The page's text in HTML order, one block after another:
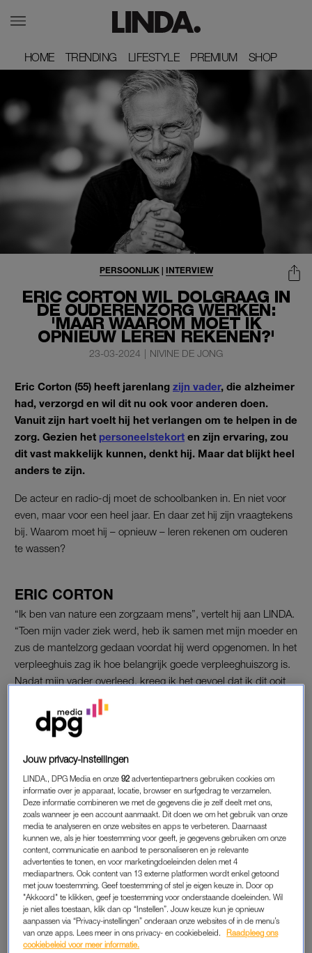
HOME
HOME TRENDING
TRENDING LIFESTYLE
LIFESTYLE PREMIUM
PREMIUM SHOP
SHOP
ERIC CORTON WIL DOLGRAAG IN
DE OUDERENZORG WERKEN:
'MAAR WAAROM MOET IK
OPNIEUW LEREN REKENEN?'
PERSOONLIJK| INTERVIEW
23-03-2024 | NIVINE DE JONG
Eric Corton (55) heeft jarenlang zijn vader, die alzheimer
had, verzorgd en wil dit nu ook voor anderen doen.
Vanuit zijn hart voelt hij het verlangen om te helpen in de
zorg. Gezien het personeelstekort en zijn ervaring, zou
dit vast makkelijk kunnen, denkt hij. Maar dat blijkt heel
anders te zijn.
De acteur en radio-dj moet de schoolbanken in. En niet voor
even, maar voor een heel jaar. En daar zet hij zijn vraagtekens
bij. Waarom moet hij – opnieuw – leren rekenen om ouderen
te wassen?
ERIC CORTON
“Ik ben van nature een zorgzaam mens”, vertelt hij aan LINDA.
“Toen mijn vader ziek werd, heb ik samen met mijn moeder en
zus de mantelzorg gedaan voordat hij werd opgenomen. In het
verpleeghuis zag ik hoe belangrijk goede verpleeghuiszorg is.
Nadat mijn vader overleed, kreeg ik het gevoel dat ik dit ooit
wil doen buiten mijn andere werkzaamheden.”
Bij een verpleeghuis in Zoetermeer heeft Corton een goed
tijdens het laatste stukje van het leven is zoals ik het voel. Daar
heb ik eerst vrijwilligerswerk gedaan. Het begon met liedjes
zingen, erna ging ik stukjes fietsen en pannenkoeken bakken.
Na een jaar wilde ik ook de zorgtaken uitvoeren. Om ze in alle
veiligheid en vertrouwen te helpen met dingen die mensen
altijd konden en nu niet meer kunnen, vind ik echt heel mooi.”
REKENEN
Cortons werkzaamheden in het verpleeghuis bestaan onder
meer uit mensen wassen, bedden opmaken en wandelen.
Geen bezigheden waar je een geodriehoek bij nodig hebt, zou
Jouw privacy-instellingen
LINDA., DPG Media en onze92 advertentiepartners gebruiken cookies om
informatie over je apparaat, locatie, browser en surfgedrag te verzamelen.
Deze informatie combineren we met de gegevens die je zelf deelt met ons,
zoals wanneer je een account aanmaakt. Dit doen we om het gebruik van onze
media te analyseren en onze websites en apps te verbeteren. Daarnaast
kunnen we, als je hier toestemming voor geeft, je gegevens gebruiken om onze
content, communicatie en aanbod te personaliseren en je relevante
advertenties te tonen, en voor marketingdoeleinden delen met 4
mediapartners. Ook content van 13 externe platformen wordt enkel getoond
met jouw toestemming. Geef toestemming of stel je eigen keuze in. Door op
"Akkoord" te klikken, geef je toestemming voor onderstaande doeleinden. Wil
je niet alles toestaan, klik dan op “Instellen”. Jouw keuze kun je opnieuw
aanpassen via “Privacy-instellingen” onderaan onze websites of in de menu’s
van onze apps. Lees meer in ons privacy- en cookiebeleid.
Raadpleeg ons
cookiebeleid voor meer informatie.